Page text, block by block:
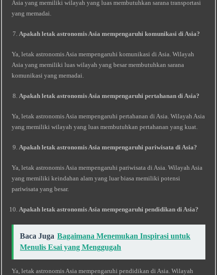
Asia yang memiliki wilayah yang luas membutuhkan sarana transportasi
yang memadai.
Apakah letak astronomis Asia mempengaruhi komunikasi di Asia?
Ya, letak astronomis Asia mempengaruhi komunikasi di Asia. Wilayah
Asia yang memiliki luas wilayah yang besar membutuhkan sarana
komunikasi yang memadai.
Apakah letak astronomis Asia mempengaruhi pertahanan di Asia?
Ya, letak astronomis Asia mempengaruhi pertahanan di Asia. Wilayah Asia
yang memiliki wilayah yang luas membutuhkan pertahanan yang kuat.
Apakah letak astronomis Asia mempengaruhi pariwisata di Asia?
Ya, letak astronomis Asia mempengaruhi pariwisata di Asia. Wilayah Asia
yang memiliki keindahan alam yang luar biasa memiliki potensi
pariwisata yang besar.
Apakah letak astronomis Asia mempengaruhi pendidikan di Asia?
Baca Juga Bagaimana Menemukan Inspirasi untuk
Menulis Esai yang Menggugah
Ya, letak astronomis Asia mempengaruhi pendidikan di Asia. Wilayah